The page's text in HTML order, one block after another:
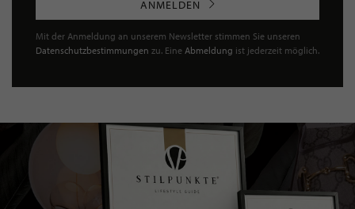
ANMELDEN
Mit der Anmeldung an unserem Newsletter stimmen Sie unseren
Datenschutzbestimmungen zu. Eine Abmeldung ist jederzeit möglich.